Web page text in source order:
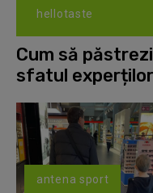
hellotaste
Cum să
sfatul experților
antena sport